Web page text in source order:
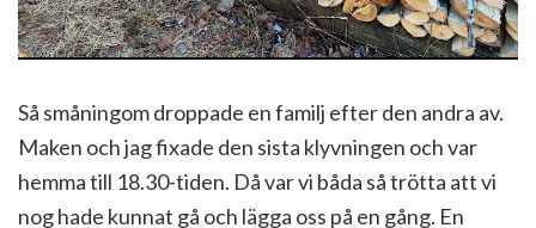
Så småningom droppade en familj efter den andra av.
Maken och jag fixade den sista klyvningen och var
hemma till 18.30-tiden. Då var vi båda så trötta att vi
nog hade kunnat gå och lägga oss på en gång. En